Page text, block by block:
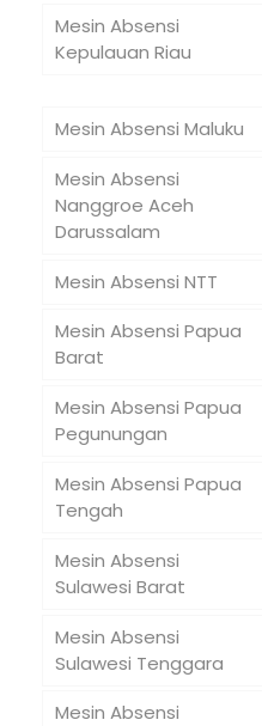
Mesin Absensi
Kepulauan Riau
Mesin Absensi Maluku
Mesin Absensi
Nanggroe Aceh
Darussalam
Mesin Absensi NTT
Mesin Absensi Papua
Barat
Mesin Absensi Papua
Pegunungan
Mesin Absensi Papua
Tengah
Mesin Absensi
Sulawesi Barat
Mesin Absensi
Sulawesi Tenggara
Mesin Absensi